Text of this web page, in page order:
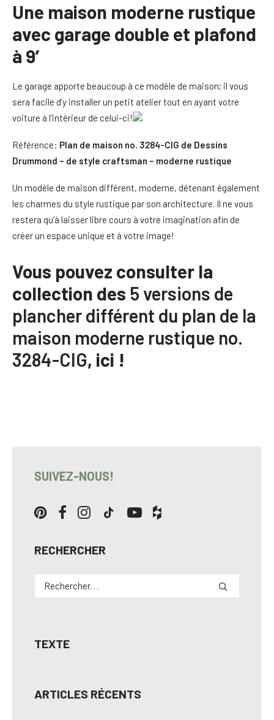
Une maison moderne rustique
avec garage double et plafond
à 9′
Le garage apporte beaucoup à ce modèle de maison; il vous
sera facile d’y installer un petit atelier tout en ayant votre
voiture à l’intérieur de celui-ci!
Référence: Plan de maison no. 3284-CIG de Dessins
Drummond – de style craftsman – moderne rustique
Un modèle de maison différent, moderne, détenant également
les charmes du style rustique par son architecture. Il ne vous
restera qu’à laisser libre cours à votre imagination afin de
créer un espace unique et à votre image!
Vous pouvez consulter la
collection des 5 versions de
plancher différent du plan de la
maison moderne rustique no.
3284-CIG, ici !
SUIVEZ-NOUS!
RECHERCHER
TEXTE
ARTICLES RÉCENTS